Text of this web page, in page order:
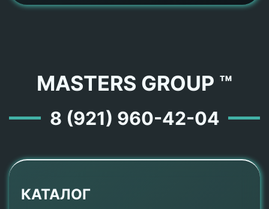
MASTERS GROUP ™
8 (921) 960-42-04
КАТАЛОГ